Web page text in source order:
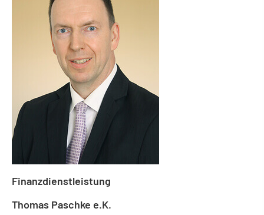
Finanzdienstleistung
Thomas Paschke e.K.